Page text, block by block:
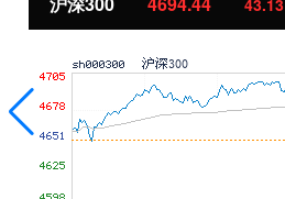
11.37